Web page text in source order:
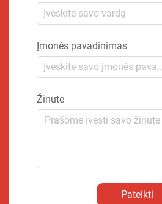
Įmonės pavadinimas
Žinutė
Pateikti